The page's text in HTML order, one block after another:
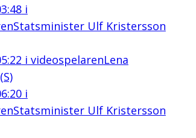
i
Statsminister Ulf Kristersson
i videospelarenLena
i
Statsminister Ulf Kristersson